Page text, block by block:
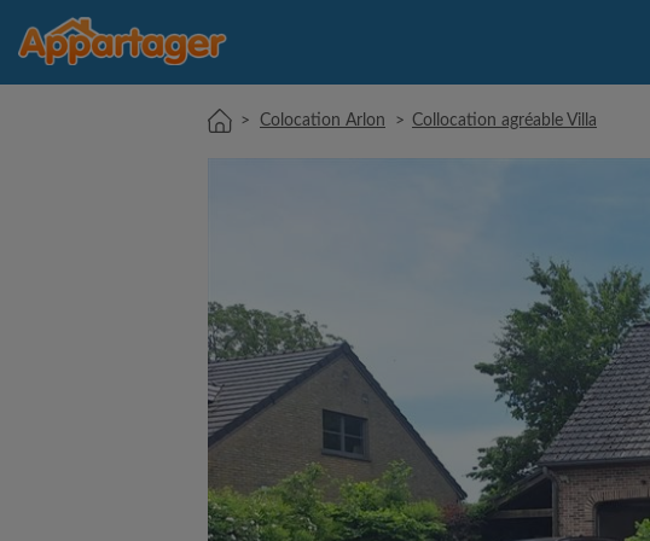
> Colocation Arlon > Collocation agréable Villa